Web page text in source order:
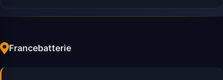
Francebatterie